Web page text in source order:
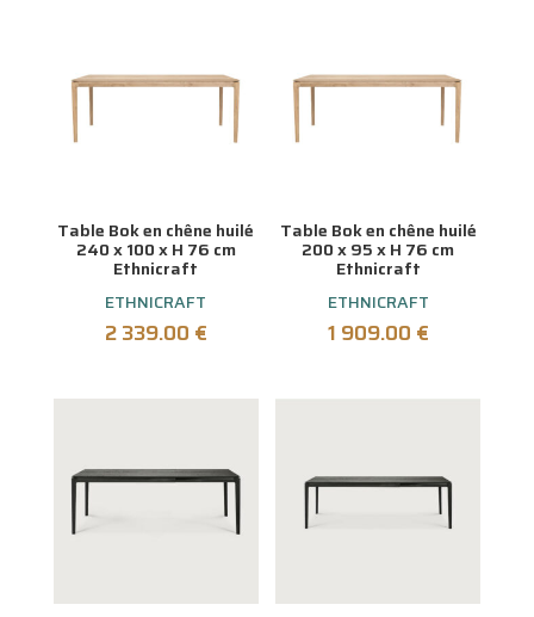
Table Bok en chêne huilé
240 x 100 x H 76 cm
Ethnicraft
ETHNICRAFT
2 339.00 €
Table Bok en chêne huilé
200 x 95 x H 76 cm
Ethnicraft
ETHNICRAFT
1 909.00 €